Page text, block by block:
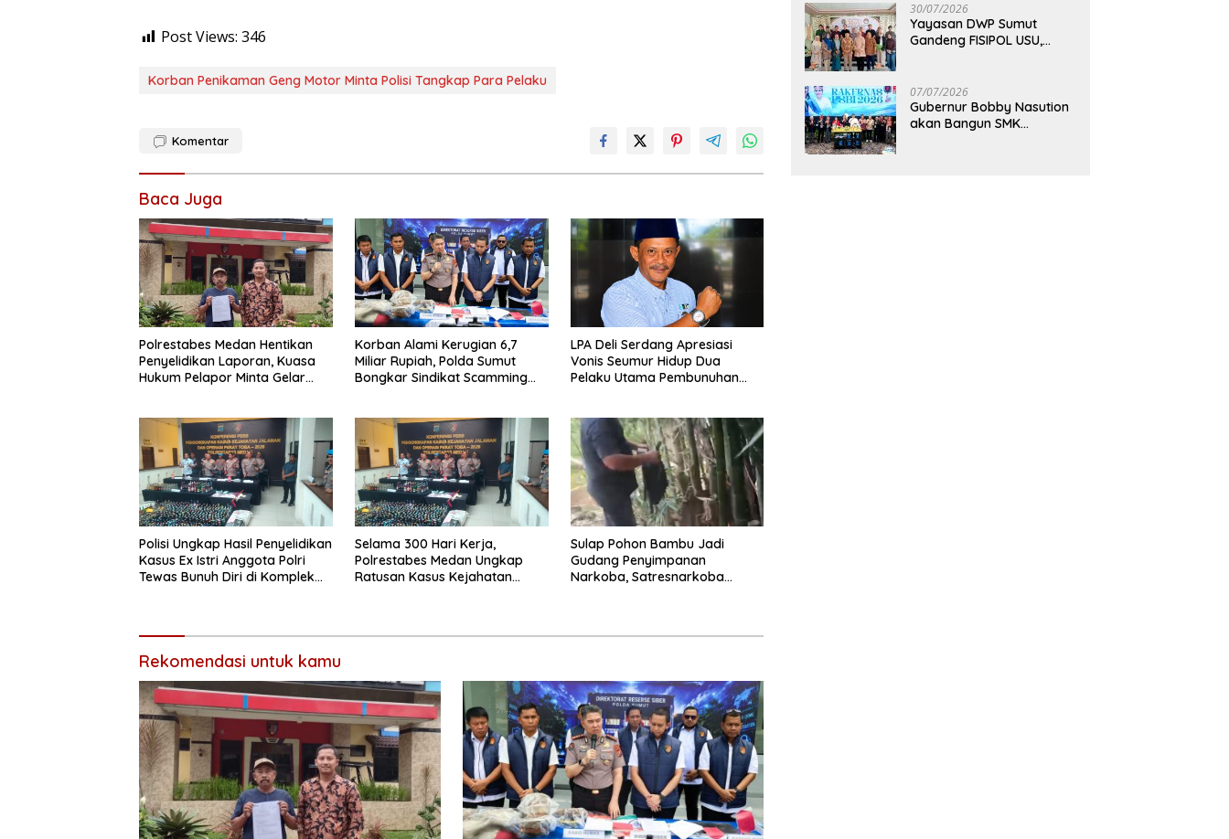
Post Views: 346
Korban Penikaman Geng Motor Minta Polisi Tangkap Para Pelaku
Komentar
Baca Juga
Polrestabes Medan Hentikan
Penyelidikan Laporan, Kuasa
Hukum Pelapor Minta Gelar
Korban Alami Kerugian 6,7
Miliar Rupiah, Polda Sumut
Bongkar Sindikat Scamming
LPA Deli Serdang Apresiasi
Vonis Seumur Hidup Dua
Pelaku Utama Pembunuhan
Polisi Ungkap Hasil Penyelidikan
Kasus Ex Istri Anggota Polri
Tewas Bunuh Diri di Komplek
Selama 300 Hari Kerja,
Polrestabes Medan Ungkap
Ratusan Kasus Kejahatan
Sulap Pohon Bambu Jadi
Gudang Penyimpanan
Narkoba, Satresnarkoba
Rekomendasi untuk kamu
30/07/2026
Yayasan DWP Sumut
Gandeng FISIPOL USU,
Pendidikan
07/07/2026
Gubernur Bobby Nasution
akan Bangun SMK